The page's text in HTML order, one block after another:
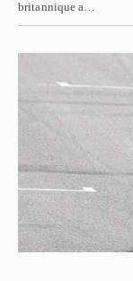
britannique a…